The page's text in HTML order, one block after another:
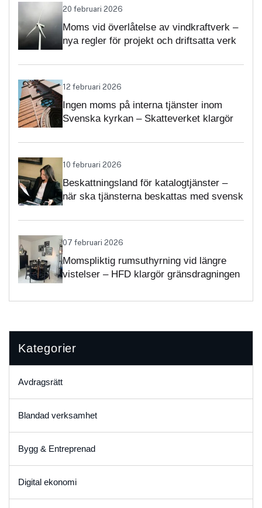
20 februari 2026
Moms vid överlåtelse av vindkraftverk –
nya regler för projekt och driftsatta verk
12 februari 2026
Ingen moms på interna tjänster inom
Svenska kyrkan – Skatteverket klargör
10 februari 2026
Beskattningsland för katalogtjänster –
när ska tjänsterna beskattas med svensk
07 februari 2026
Momspliktig rumsuthyrning vid längre
vistelser – HFD klargör gränsdragningen
Kategorier
Avdragsrätt
Blandad verksamhet
Bygg & Entreprenad
Digital ekonomi